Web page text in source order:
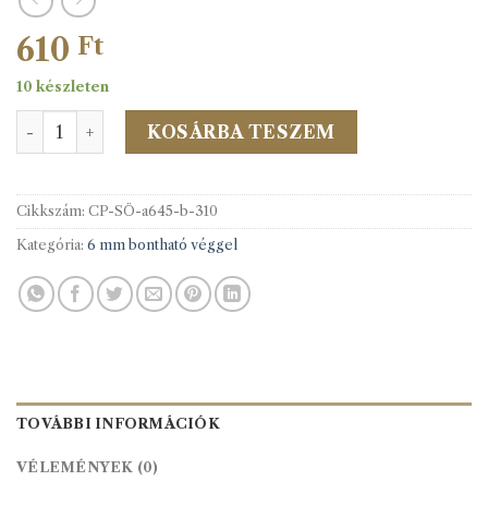
610 Ft
10 készleten
A60/s Antik cipzár 45cm bontható 310 fekete mennyiség
KOSÁRBA TESZEM
Cikkszám: CP-SÖ-a645-b-310
Kategória: 6 mm bontható véggel
TOVÁBBI INFORMÁCIÓK
VÉLEMÉNYEK (0)